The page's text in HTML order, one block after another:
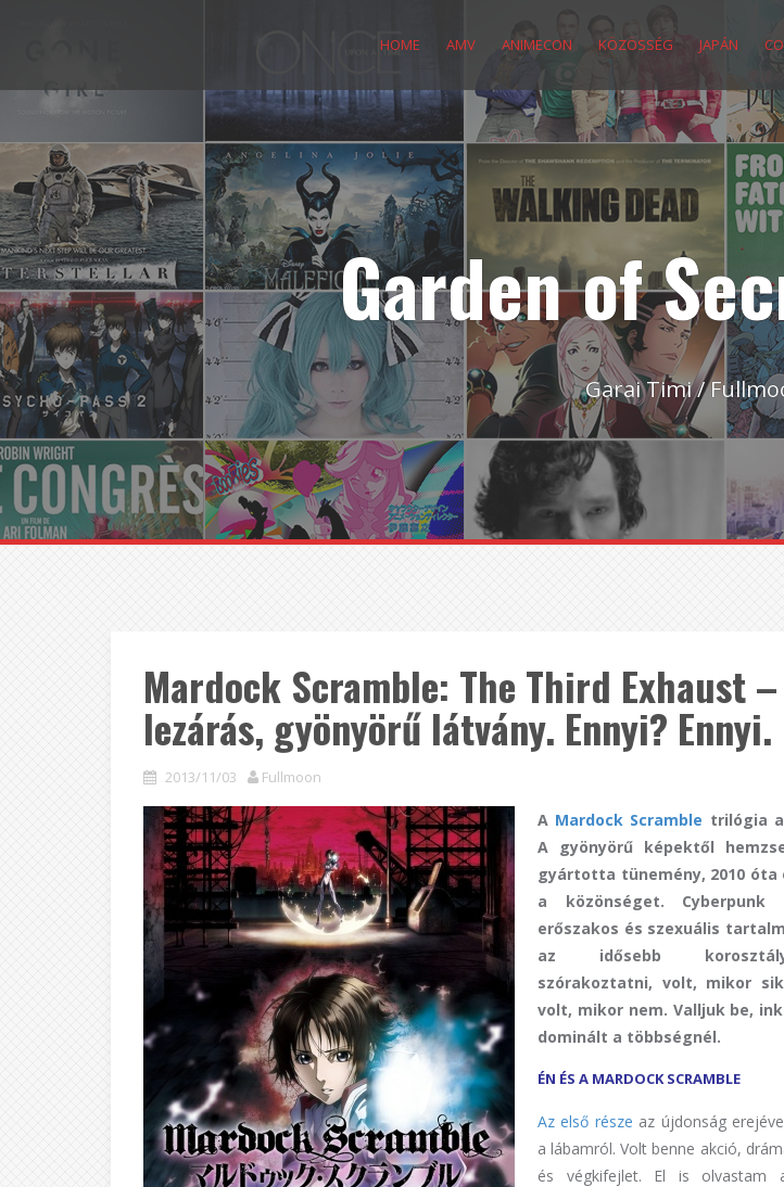
HOME AMV ANIMECON KÖZÖSSÉG JAPÁN
Garden of
Garai Timi /
Mardock Scramble: The Third Exhaust
lezárás, gyönyörű látvány. Ennyi? Ennyi.
2013/11/03 Fullmoon
A Mardock Scramble trilógia
A gyönyörű képektől
gyártotta tünemény, 2010
a közönséget. Cyberpunk
erőszakos és szexuális
az idősebb
szórakoztatni, volt, mikor
volt, mikor nem. Valljuk be,
dominált a többségnél.
ÉN ÉS A MARDOCK SCRAMBLE
Az első része az újdonság
a lábamról. Volt benne akció,
és végkifejlet. El is